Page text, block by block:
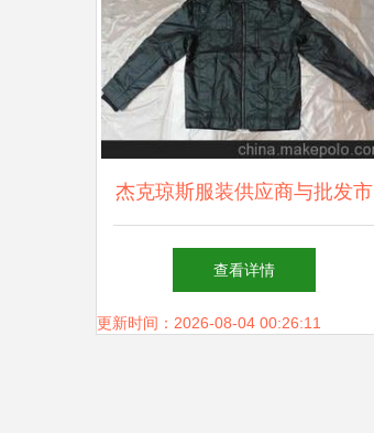
杰克琼斯服装供应商与批发市
场全攻略 价格、渠道与采购
策略
查看详情
更新时间：2026-08-04 00:26:11